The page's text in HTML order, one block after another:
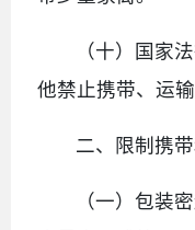
（十）国家
他禁止携带、运输
二、限制携
（一）包装